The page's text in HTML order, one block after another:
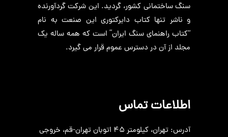
سنگ ساختمانی کشور، گردید. این شرکت گردآورنده
و ناشر تنها کتاب دایرکتوری این صنعت به نام
“کتاب راهنمای سنگ ایران” است که همه ساله یک
مجلد از آن در دسترس عموم قرار می گیرد.
اطلاعات تماس
آدرس: تهران، کیلومتر 45 اتوبان تهران-قم، خروجی